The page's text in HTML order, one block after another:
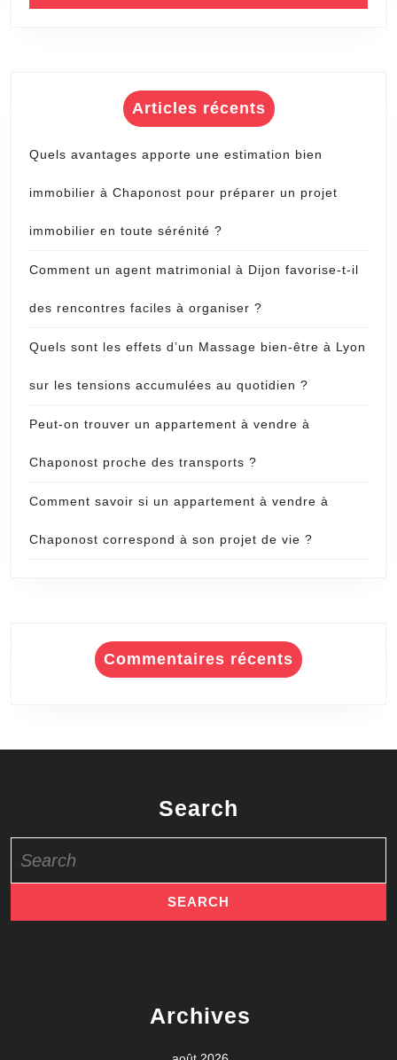
Articles récents
Quels avantages apporte une estimation bien
immobilier à Chaponost pour préparer un projet
immobilier en toute sérénité ?
Comment un agent matrimonial à Dijon favorise-t-il
des rencontres faciles à organiser ?
Quels sont les effets d’un Massage bien-être à Lyon
sur les tensions accumulées au quotidien ?
Peut-on trouver un appartement à vendre à
Chaponost proche des transports ?
Comment savoir si un appartement à vendre à
Chaponost correspond à son projet de vie ?
Commentaires récents
Search
for:
Archives